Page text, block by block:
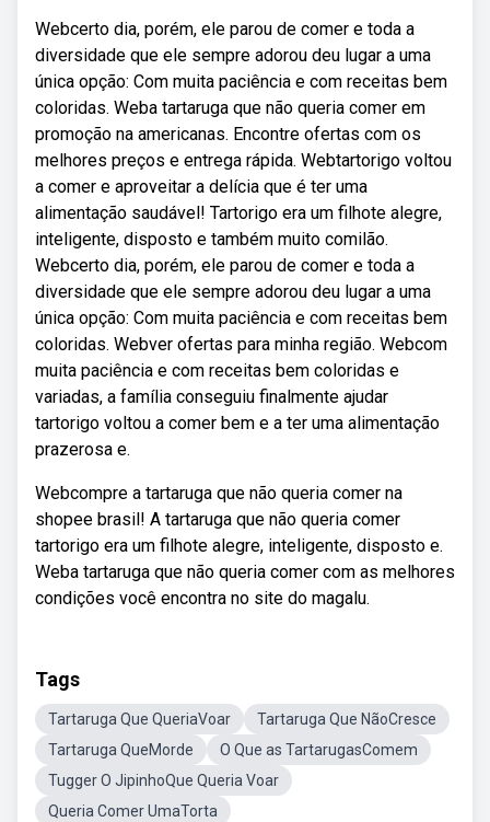
Webcerto dia, porém, ele parou de comer e toda a
diversidade que ele sempre adorou deu lugar a uma
única opção: Com muita paciência e com receitas bem
coloridas. Weba tartaruga que não queria comer em
promoção na americanas. Encontre ofertas com os
melhores preços e entrega rápida. Webtartorigo voltou
a comer e aproveitar a delícia que é ter uma
alimentação saudável! Tartorigo era um filhote alegre,
inteligente, disposto e também muito comilão.
Webcerto dia, porém, ele parou de comer e toda a
diversidade que ele sempre adorou deu lugar a uma
única opção: Com muita paciência e com receitas bem
coloridas. Webver ofertas para minha região. Webcom
muita paciência e com receitas bem coloridas e
variadas, a família conseguiu finalmente ajudar
tartorigo voltou a comer bem e a ter uma alimentação
prazerosa e.
Webcompre a tartaruga que não queria comer na
shopee brasil! A tartaruga que não queria comer
tartorigo era um filhote alegre, inteligente, disposto e.
Weba tartaruga que não queria comer com as melhores
condições você encontra no site do magalu.
Tags
Tartaruga Que QueriaVoar
Tartaruga Que NãoCresce
Tartaruga QueMorde
O Que as TartarugasComem
Tugger O JipinhoQue Queria Voar
Queria Comer UmaTorta